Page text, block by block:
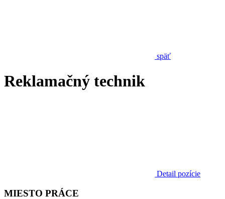
späť
Reklamačný technik
Detail pozície
MIESTO PRÁCE